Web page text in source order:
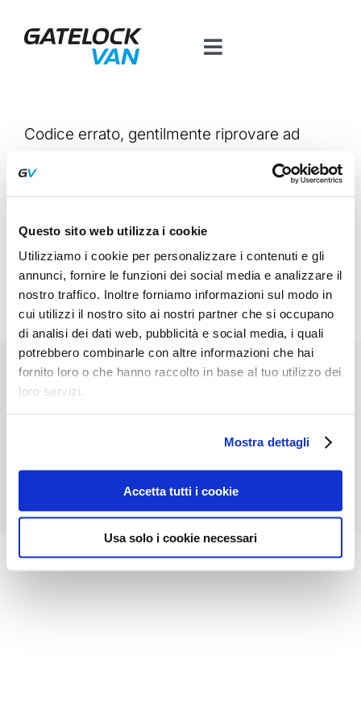
Questo sito web utilizza i cookie
Utilizziamo i cookie per personalizzare i contenuti e gli
annunci, fornire le funzioni dei social media e analizzare il
nostro traffico. Inoltre forniamo informazioni sul modo in
cui utilizzi il nostro sito ai nostri partner che si occupano
di analisi dei dati web, pubblicità e social media, i quali
potrebbero combinarle con altre informazioni che hai
fornito loro o che hanno raccolto in base al tuo utilizzo dei
loro servizi.
Mostra dettagli
Accetta tutti i cookie
Usa solo i cookie necessari
Toggle
Prodotti per veicolo
Piattaforma BT
Codice errato, gentilmente riprovare ad
RIPROVA
Privacy Policy- Cookies Policy -Garanzia
FacebookLinkedInYouTube